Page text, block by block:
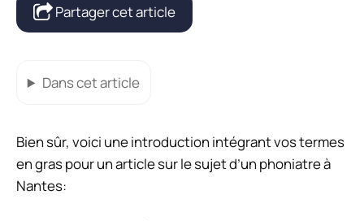
Partager cet article
Dans cet article
Bien sûr, voici une introduction intégrant vos termes
en gras pour un article sur le sujet d’un phoniatre à
Nantes: